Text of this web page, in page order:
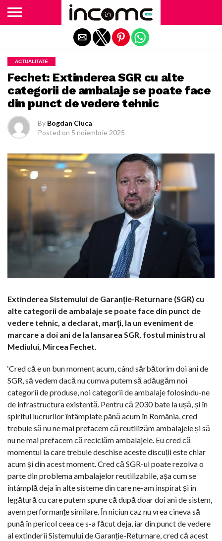
ACTUALITATE
Fechet: Extinderea SGR cu alte
categorii de ambalaje se poate face
din punct de vedere tehnic
By Bogdan Ciuca
Posted on 5 noiembrie 2025
Extinderea Sistemului de Garanție-Returnare (SGR) cu
alte categorii de ambalaje se poate face din punct de
vedere tehnic, a declarat, marți, la un eveniment de
marcare a doi ani de la lansarea SGR, fostul ministru al
Mediului, Mircea Fechet.
‘Cred că e un bun moment acum, când sărbătorim doi ani de
SGR, să vedem dacă nu cumva putem să adăugăm noi
categorii de produse, noi categorii de ambalaje folosindu-ne
de infrastructura existentă. Pentru că 2030 bate la ușă, și în
spiritul lucrurilor întâmplate până acum în România, cred
trebuie să nu ne mai prefacem că reutilizăm ambalajele și să
nu ne mai prefacem că reciclăm ambalajele. Eu cred că
momentul la care trebuie deschise aceste discuții este chiar
acum și din acest moment. Cred că SGR-ul poate rezolva o
parte din problema ambalajelor reutilizabile, așa cum se
întâmplă deja în alte sisteme din care ne-am inspirat și în
legătură cu care putem spune că după doar doi ani de sistem,
avem performanțe similare. În niciun caz nu vrea cineva să
pună în pericol ceea ce s-a făcut deja, iar din punct de vedere
al extinderii Sistemului de Garanție-Returnare, cred că acest
Exit mobile version